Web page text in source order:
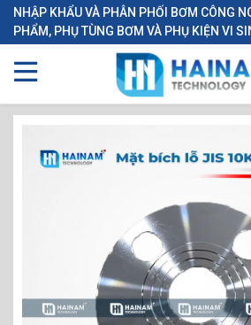
NHẬP KHẨU VÀ PHÂN PHỐI BƠM CÔNG
PHẨM, PHỤ TÙNG BƠM VÀ PHỤ KIỆN VI